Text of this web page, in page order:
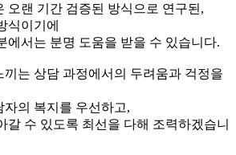
오랜 기간 검증된 방식으로 연구된,
식이기에
에서는 분명 도움을 받을 수 있습니다.
끼는 상담 과정에서의 두려움과 걱정을
의 복지를 우선하고,
갈 수 있도록 최선을 다해 조력하겠습니